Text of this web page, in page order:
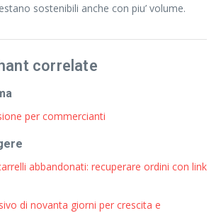
sostenibili anche con piu’ volume.
correlate
per commercianti
abbandonati: recuperare ordini con link
di novanta giorni per crescita e